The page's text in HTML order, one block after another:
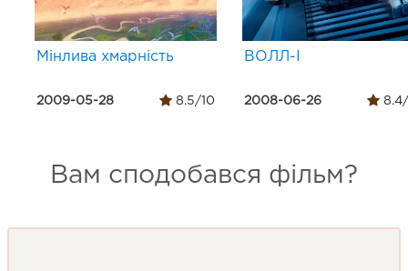
Мінлива хмарність
2009-05-28 8.5/10
ВОЛЛ-І
2008-06-26 8.4/
Вам сподобався фільм?